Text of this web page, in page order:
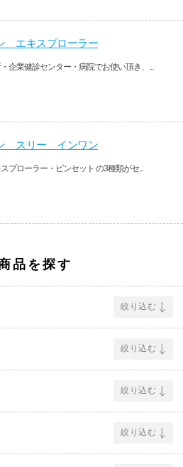
エキスプローラー
企業健診センター・病院でお使い頂き、...
スリー インワン
プローラー・ピンセット の3種類がセ...
品を探す
絞り込む
絞り込む
絞り込む
絞り込む